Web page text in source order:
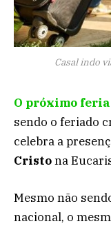
Casal indo
O próximo
sendo o feriado
celebra a
Cristona
Mesmo não
nacional, o